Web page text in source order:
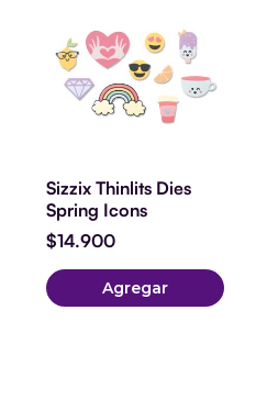
Sizzix Thinlits Dies
Spring Icons
$14.900
Agregar